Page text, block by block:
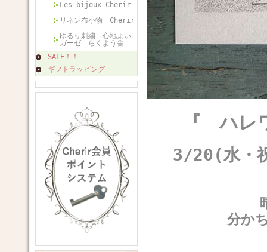
Les bijoux Cherir
リネン布小物 Cherir
ゆるり刺繍 心地よい
ガーゼ らくよう舎
SALE！！
ギフトラッピング
『 ハ
3/20(水
分か